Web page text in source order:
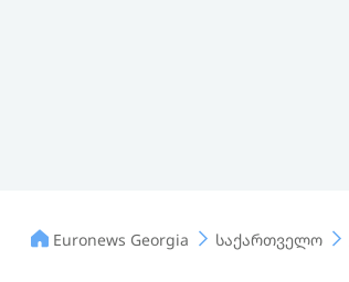
Euronews Georgia საქართველო